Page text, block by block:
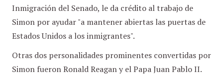
Inmigración del Senado, le da crédito al trabajo de
Simon por ayudar "a mantener abiertas las puertas de
Estados Unidos a los inmigrantes".
Otras dos personalidades prominentes convertidas por
Simon fueron Ronald Reagan y el Papa Juan Pablo II.